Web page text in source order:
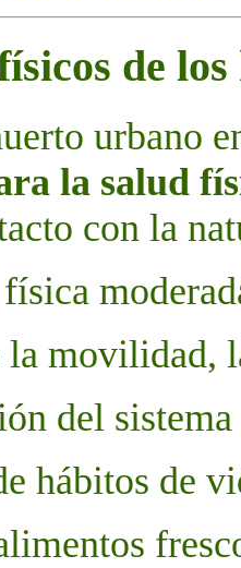
de
urbano
la salud
con la
la movilidad,
del
hábitos de